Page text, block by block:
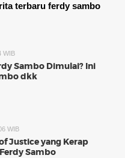
terbaru ferdy sambo
WIB
Sambo Dimulai? Ini
dkk
WIB
Justice yang Kerap
Sambo